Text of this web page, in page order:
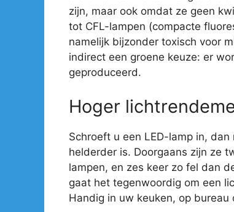
zijn, maar ook omdat ze geen
tot CFL-lampen (compacte
namelijk bijzonder toxisch voor
indirect een groene keuze: er
geproduceerd.
Hoger
Schroeft u een LED-lamp in,
helderder is. Doorgaans zijn ze
lampen, en zes keer zo fel dan
gaat het tegenwoordig om een
Handig in uw keuken, op bureau